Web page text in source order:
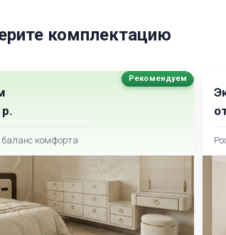
комплектацию
Рекомендуем
р.
комфорта